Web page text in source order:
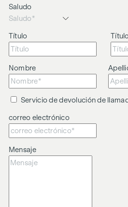
Nos gustaría señalar que existe una
familiar o económica entre el agente
ser intermediado.
El agente actúa como doble
Saludo
Título
Nombre
Servicio de devolución de
correo electrónico
Mensaje